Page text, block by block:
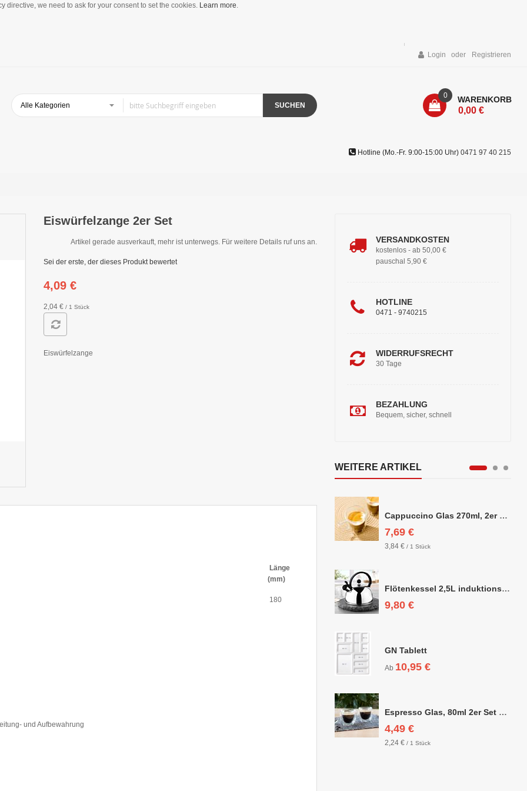
directive, we need to ask for your consent to set the cookies. Learn more.
Login Registrieren
SUCHEN
WARENKORB
0
0,00 €
Hotline (Mo.-Fr. 9:00-15:00 Uhr) 0471 97 40 215
Eiswürfelzange 2er Set
Artikel gerade ausverkauft, mehr ist unterwegs. Für weitere Details ruf uns an.
Sei der erste, der dieses Produkt bewertet
4,09 €
2,04 € / 1 Stück
Eiswürfelzange
Länge
(mm)
180
und Aufbewahrung
VERSANDKOSTEN
kostenlos - ab 50,00 €
pauschal 5,90 €
HOTLINE
0471 - 9740215
WIDERRUFSRECHT
30 Tage
BEZAHLUNG
Bequem, sicher, schnell
WEITERE ARTIKEL
Cappuccino Glas 270ml, 2er Set doppelwandig, ca. 8,5 x 10cm
7,69 €
3,84 € / 1 Stück
Flötenkessel 2,5L induktionsgeeignet
9,80 €
GN Tablett
Ab 10,95 €
Espresso Glas, 80ml 2er Set doppelwandig, ca. 6,3 x 6,4cm
4,49 €
2,24 € / 1 Stück